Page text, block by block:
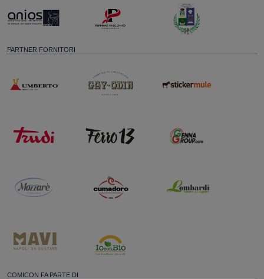
PARTNER FORNITORI
COMICON FA PARTE DI